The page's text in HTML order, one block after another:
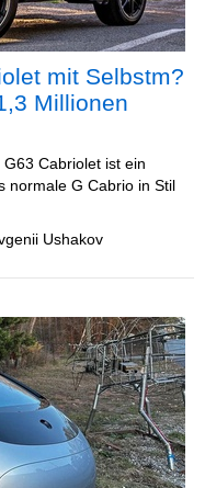
mit Selbstm?
Millionen
Cabriolet ist ein
normale G Cabrio in Stil
Ushakov